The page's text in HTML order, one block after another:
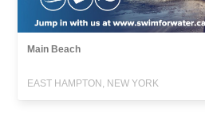
Main Beach
EAST HAMPTON, NEW YORK